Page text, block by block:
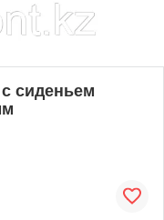
сиденьем